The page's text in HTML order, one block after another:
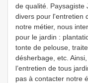
de qualité. Paysagiste
divers pour l'entretien
notre métier, nous
pour le jardin :
tonte de pelouse,
désherbage, etc.
l’entretien de tous
pas à contacter notre